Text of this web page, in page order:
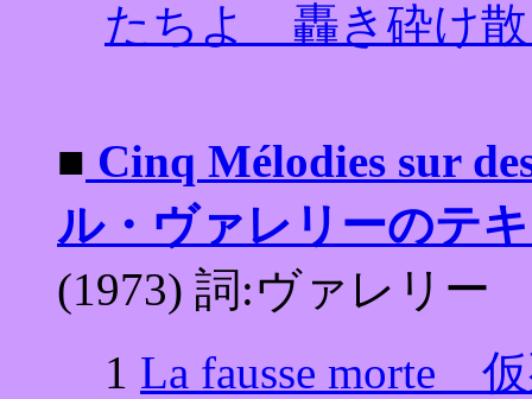
たちよ 轟き砕け
■ Cinq Mélodies sur
ル・ヴァレリーのテ
(1973) 詞:ヴァレリー
1 La fausse morte